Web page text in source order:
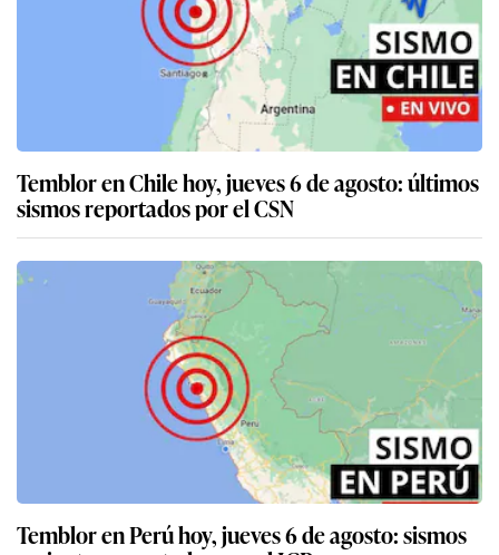
Temblor en Chile hoy, jueves 6 de agosto: últimos
sismos reportados por el CSN
Temblor en Perú hoy, jueves 6 de agosto: sismos